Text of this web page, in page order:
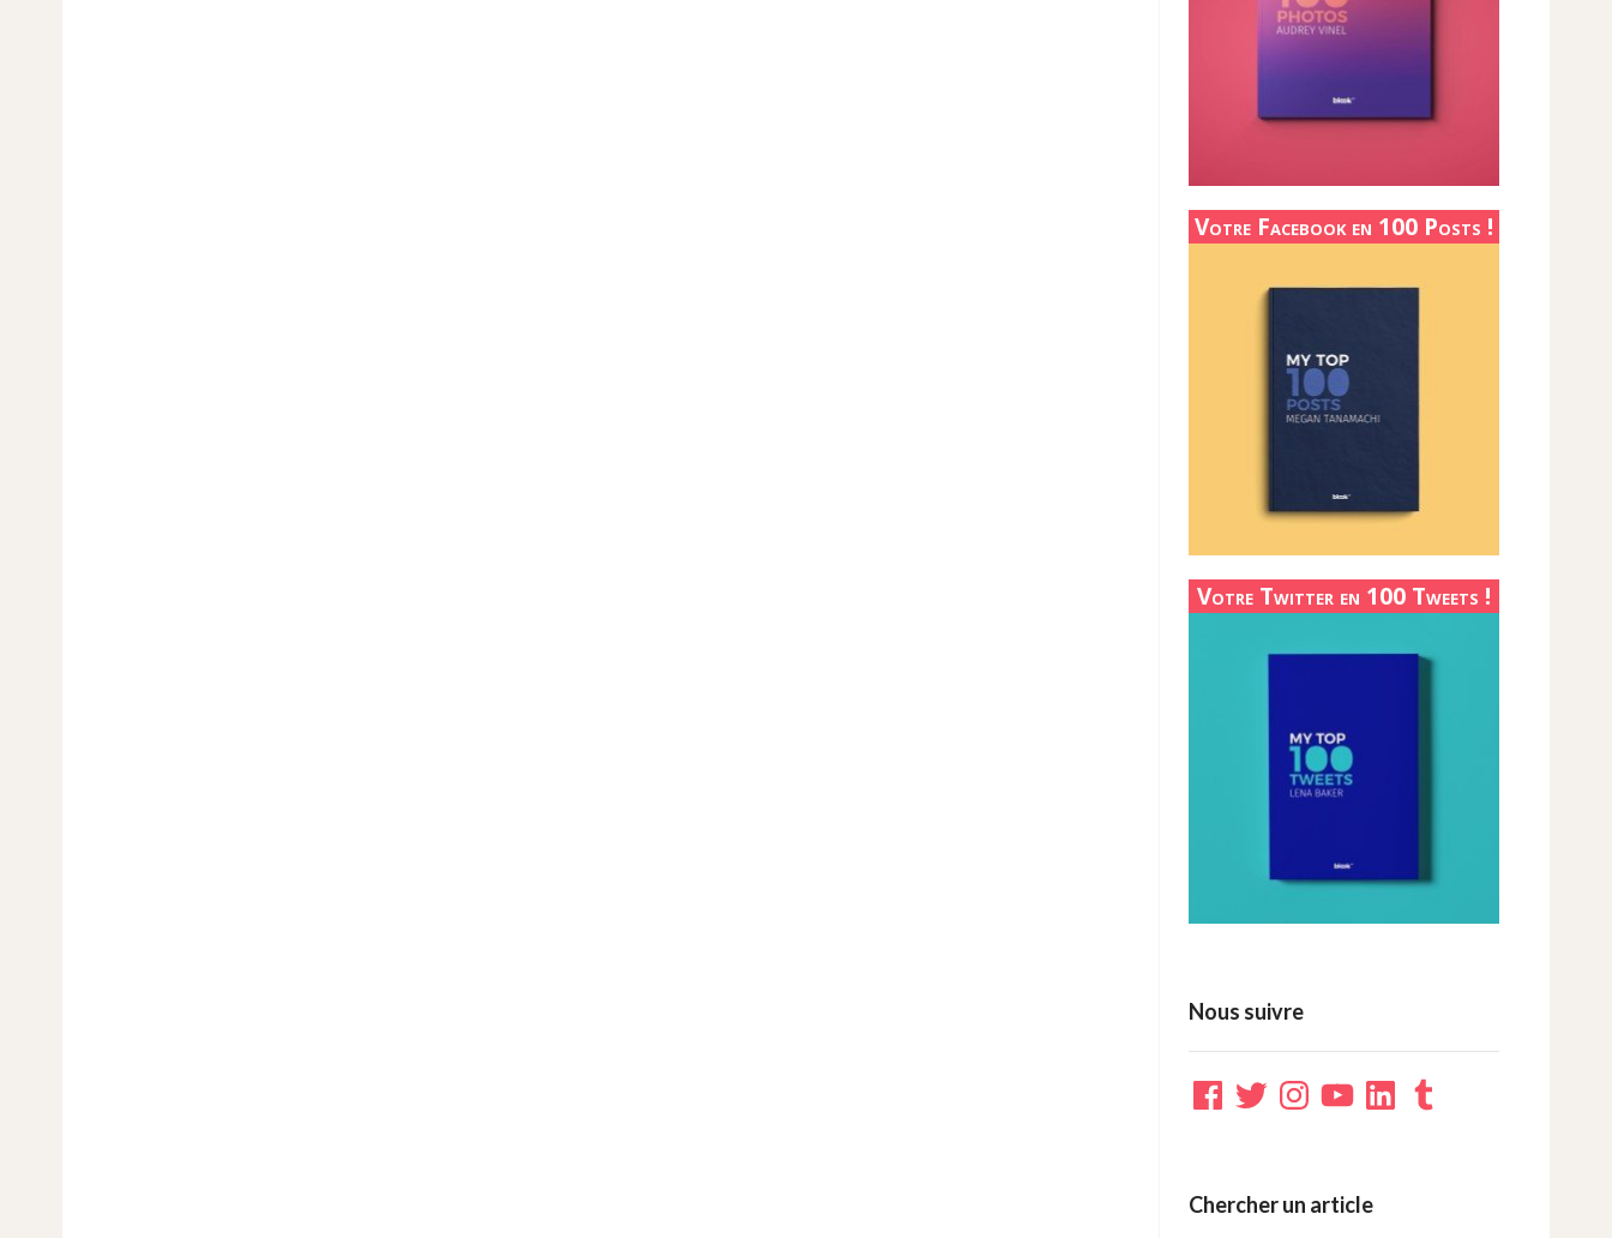
Votre Facebook en 100 Posts !
Votre Twitter en 100 Tweets !
Nous suivre
Facebook
TwitterInstagramYouTubeLinkedInTumblr
Chercher un article